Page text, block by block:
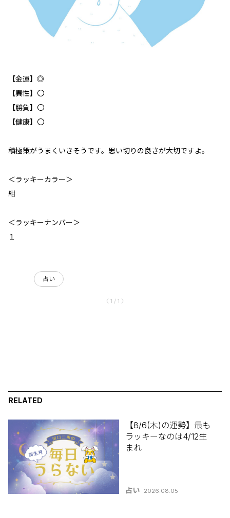
【金運】◎
【異性】〇
【勝負】〇
【健康】〇
積極策がうまくいきそうです。思い切りの良さが大切ですよ。
＜ラッキーカラー＞
紺
＜ラッキーナンバー＞
１
占い
〈 1 / 1 〉
RELATED
【8/6(木)の運勢】最も
ラッキーなのは4/12生
まれ
占い 2026.08.05